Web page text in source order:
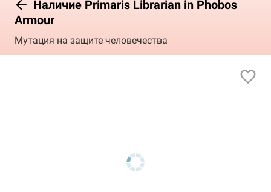
Наличие Primaris Librarian in Phobos
Armour
Мутация на защите человечества